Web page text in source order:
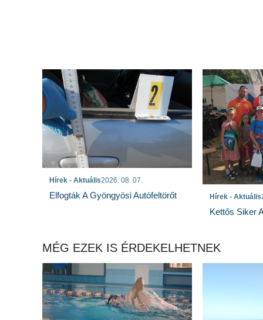
Hírek - Aktuális2026. 08. 07.
Elfogták A Gyöngyösi Autófeltörőt Hírek - Aktuális
Kettős Siker
MÉG EZEK IS ÉRDEKELHETNEK